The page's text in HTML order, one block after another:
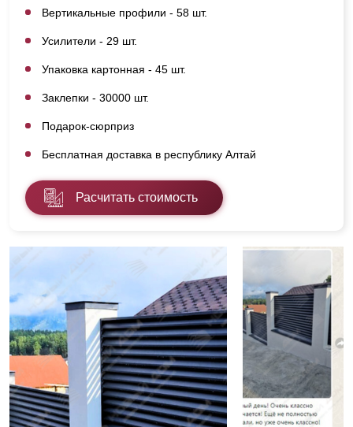
Вертикальные профили - 58 шт.
Усилители - 29 шт.
Упаковка картонная - 45 шт.
Заклепки - 30000 шт.
Подарок-сюрприз
Бесплатная доставка в республику Алтай
Расчитать стоимость